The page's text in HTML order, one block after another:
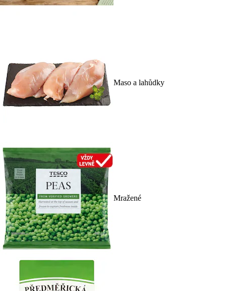
Maso a lahůdky
Mražené